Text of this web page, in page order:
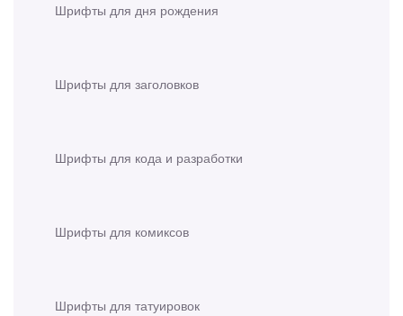
Шрифты для дня рождения
Шрифты для заголовков
Шрифты для кода и разработки
Шрифты для комиксов
Шрифты для татуировок